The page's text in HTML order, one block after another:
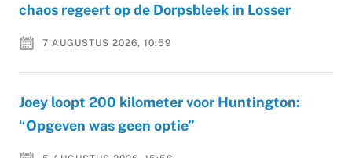
chaos regeert op de Dorpsbleek in Losser
7 AUGUSTUS 2026, 10:59
Joey loopt 200 kilometer voor Huntington:
“Opgeven was geen optie”